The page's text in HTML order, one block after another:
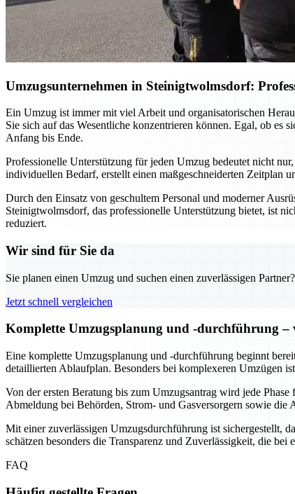
Umzugsunternehmen in Steinigtwolmsdorf:
Ein Umzug ist immer mit viel Arbeit und organisatorischen
Sie sich auf das Wesentliche konzentrieren können. Egal, ob es
Anfang bis Ende.
Professionelle Unterstützung für jeden Umzug bedeutet nicht
individuellen Bedarf, erstellt einen maßgeschneiderten Zeitplan
Durch den Einsatz von geschultem Personal und moderner
Steinigtwolmsdorf, das professionelle Unterstützung bietet, ist
reduziert.
Wir sind für Sie da
Sie planen einen Umzug und suchen einen zuverlässigen
Jetzt schnell vergleichen
Komplette Umzugsplanung und -durchführung –
Eine komplette Umzugsplanung und -durchführung beginnt
detaillierten Ablaufplan. Besonders bei komplexeren Umzügen
Von der ersten Beratung bis zum Umzugsantrag wird jede
Abmeldung bei Behörden, Strom- und Gasversorgern sowie die
Mit einer zuverlässigen Umzugsdurchführung ist sichergestellt,
schätzen besonders die Transparenz und Zuverlässigkeit, die
FAQ